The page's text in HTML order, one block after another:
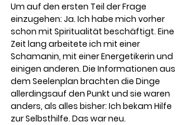
Um auf den ersten Teil der Frage
einzugehen: Ja. Ich habe mich vorher
schon mit Spiritualität beschäftigt. Eine
Zeit lang arbeitete ich mit einer
Schamanin, mit einer Energetikerin und
einigen anderen. Die Informationen aus
dem Seelenplan brachten die Dinge
allerdingsauf den Punkt und sie waren
anders, als alles bisher: Ich bekam Hilfe
zur Selbsthilfe. Das war neu.